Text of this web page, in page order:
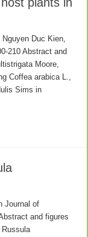
Duc Kien,
210 Abstract and
Moore,
Coffea arabica L.,
Sims in
Journal of
and figures
Russula